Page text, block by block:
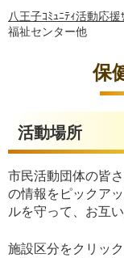
八王子ｺﾐｭﾆﾃｨ活動応
福祉センター他
保
活動場所
市民活動団体の皆
の情報をピックア
ルを守って、お互
施設区分をクリッ